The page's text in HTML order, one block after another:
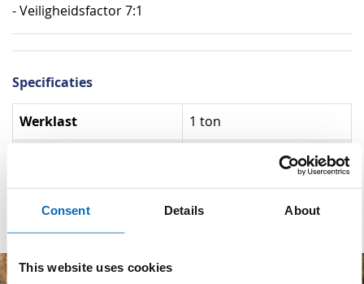
Consent Details About
This website uses cookies
- Veiligheidsfactor 7:1
Specificaties
Specificaties
Werklast 1 ton
Veiligheidsfactor 7:1